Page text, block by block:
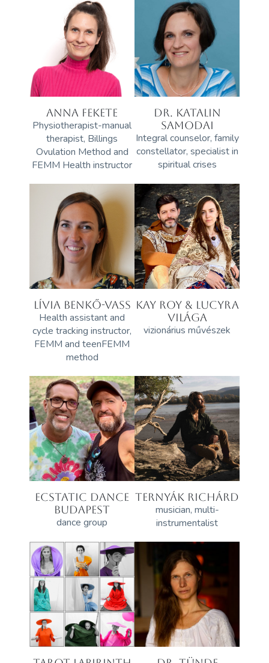
ANNA FEKETE
Physiotherapist-manual
therapist, Billings
Ovulation Method and
FEMM Health instructor
DR. KATALIN
SAMODAI
Integral counselor, family
constellator, specialist in
spiritual crises
LÍVIA BENKŐ-VASS
Health assistant and
cycle tracking instructor,
FEMM and teenFEMM
method
KAY ROY & LUCYRA
VILÁGA
vizionárius művészek
ECSTATIC DANCE
BUDAPEST
dance group
TERNYÁK RICHÁRD
musician, multi-
instrumentalist